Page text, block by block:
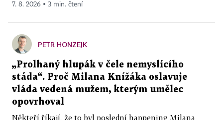
7. 8. 2026 ▪ 3 min. čtení
PETR HONZEJK
„Prolhaný hlupák v čele nemyslícího
stáda“. Proč Milana Knížáka oslavuje
vláda vedená mužem, kterým umělec
opovrhoval
Někteří říkají, že to byl poslední happening Milana